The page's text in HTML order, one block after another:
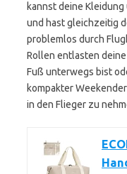
kannst deine
und hast gleichzeitig
problemlos durch
Rollen entlasten
Fuß unterwegs bist
kompakter
in den Flieger zu